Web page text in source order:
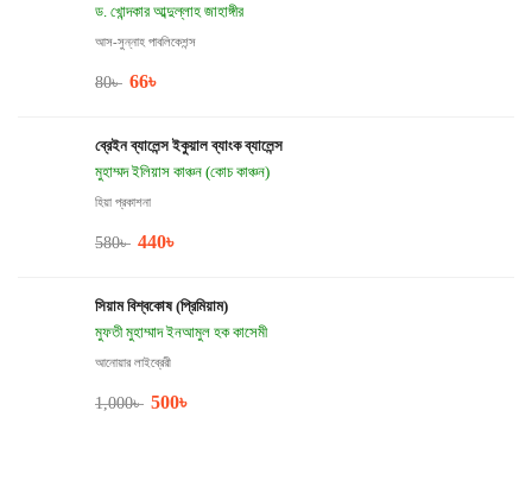
ড. খোন্দকার আব্দুল্লাহ জাহাঙ্গীর
আস-সুন্নাহ পাবলিকেশন্স
80৳ 66৳
ব্রেইন ব্যালেন্স ইকুয়াল ব্যাংক ব্যালেন্স
মুহাম্মদ ইলিয়াস কাঞ্চন (কোচ কাঞ্চন)
হিয়া প্রকাশনা
580৳ 440৳
সিয়াম বিশ্বকোষ (প্রিমিয়াম)
মুফতী মুহাম্মাদ ইনআমুল হক কাসেমী
আনোয়ার লাইব্রেরী
1,000৳ 500৳